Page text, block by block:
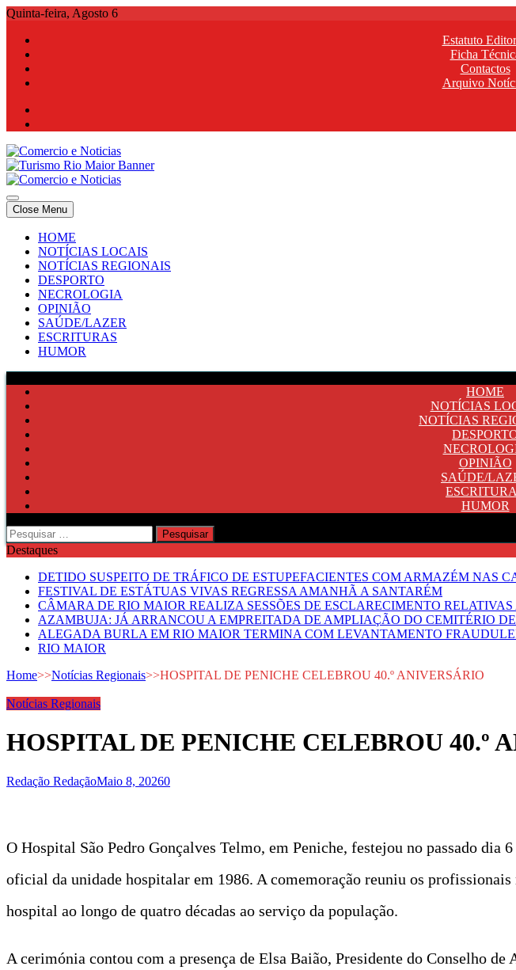
Skip
content
Quinta-feira, Agosto 6
Estatuto
Ficha
Contactos
Arquivo
Comercio e Noticias
Notícias e Publicidade Online
Comercio e Noticias
Notícias e Publicidade Online
Close Menu
HOME
NOTÍCIAS LOCAIS
NOTÍCIAS REGIONAIS
DESPORTO
NECROLOGIA
OPINIÃO
SAÚDE/LAZER
ESCRITURAS
HUMOR
HOME
NOTÍCIAS
NOTÍCIAS
OPINIÃO
SAÚDE/
HUMOR
Pesquisar
por:
Destaques
DETIDO SUSPEITO DE TRÁFICO DE ESTUPEFACIENTES COM ARMAZÉM NAS
FESTIVAL DE ESTÁTUAS VIVAS REGRESSA AMANHÃ A SANTARÉM
CÂMARA DE RIO MAIOR REALIZA SESSÕES DE ESCLARECIMENTO
AZAMBUJA: JÁ ARRANCOU A EMPREITADA DE AMPLIAÇÃO DO CEMITÉRIO
ALEGADA BURLA EM RIO MAIOR TERMINA COM LEVANTAMENTO
RIO MAIOR
Home>>Notícias Regionais>>HOSPITAL DE PENICHE CELEBROU 40.º ANIVERSÁRIO
Notícias Regionais
HOSPITAL DE PENICHE CELEBROU 40.º
Redação RedaçãoMaio 8, 20260
O Hospital São Pedro Gonçalves Telmo, em Peniche, festejou no passado dia
oficial da unidade hospitalar em 1986. A comemoração reuniu os
hospital ao longo de quatro décadas ao serviço da população.
A cerimónia contou com a presença de Elsa Baião, Presidente do Conselho